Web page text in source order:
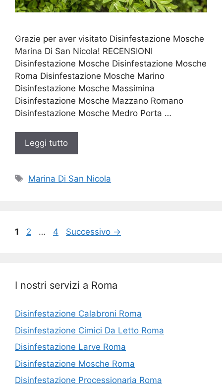
Grazie per aver visitato Disinfestazione Mosche
Marina Di San Nicola! RECENSIONI
Disinfestazione Mosche Disinfestazione Mosche
Roma Disinfestazione Mosche Marino
Disinfestazione Mosche Massimina
Disinfestazione Mosche Mazzano Romano
Disinfestazione Mosche Medro Porta …
Leggi tutto
Tag
Marina Di San Nicola
Pagina
1 Pagina
2 … Pagina
4 Successivo →
I nostri servizi a Roma
Disinfestazione Calabroni Roma
Disinfestazione Cimici Da Letto Roma
Disinfestazione Larve Roma
Disinfestazione Mosche Roma
Disinfestazione Processionaria Roma